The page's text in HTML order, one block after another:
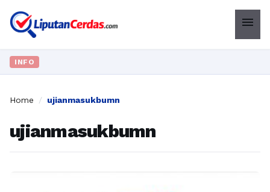
menu
INFO
Home / ujianmasukbumn
ujianmasukbumn